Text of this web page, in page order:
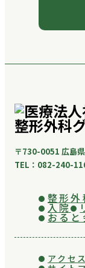
〒730-0051 広島
TEL：082-240-
整形外
入院
おると
アクセ